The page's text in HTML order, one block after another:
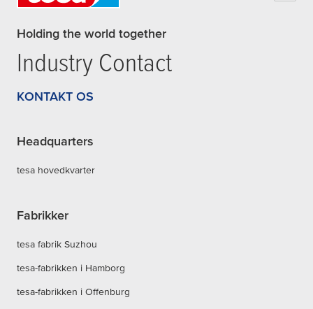
Holding the world together
Industry Contact
KONTAKT OS
Headquarters
tesa hovedkvarter
Fabrikker
tesa fabrik Suzhou
tesa-fabrikken i Hamborg
tesa-fabrikken i Offenburg